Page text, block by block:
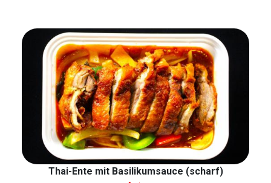
Thai-Ente mit Basilikumsauce (scharf)